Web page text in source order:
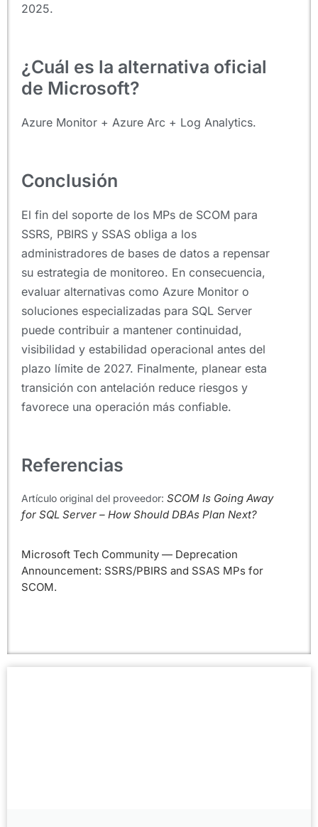
2025.
¿Cuál es la alternativa oficial
de Microsoft?
Azure Monitor + Azure Arc + Log Analytics.
Conclusión
El fin del soporte de los MPs de SCOM para
SSRS, PBIRS y SSAS obliga a los
administradores de bases de datos a repensar
su estrategia de monitoreo. En consecuencia,
evaluar alternativas como Azure Monitor o
soluciones especializadas para SQL Server
puede contribuir a mantener continuidad,
visibilidad y estabilidad operacional antes del
plazo límite de 2027. Finalmente, planear esta
transición con antelación reduce riesgos y
favorece una operación más confiable.
Referencias
Artículo original del proveedor: SCOM Is Going Away
for SQL Server – How Should DBAs Plan Next?
Microsoft Tech Community — Deprecation
Announcement: SSRS/PBIRS and SSAS MPs for
SCOM.